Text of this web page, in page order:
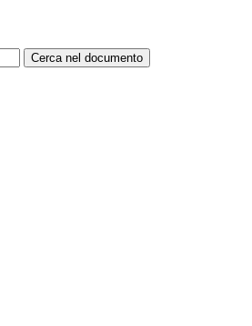
Cerca nel documento